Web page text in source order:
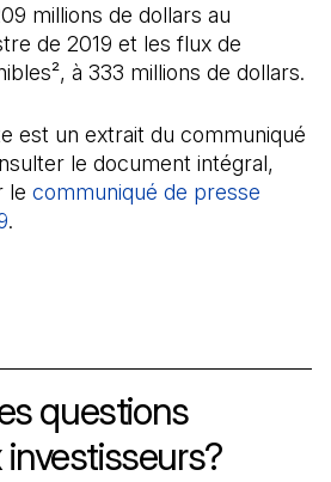
millions de dollars au
de 2019 et les flux de
à 333 millions de dollars.
est un extrait du communiqué
le document intégral,
le communiqué de presse
(Il s'ouvre dans un nouvel onglet)
.
questions